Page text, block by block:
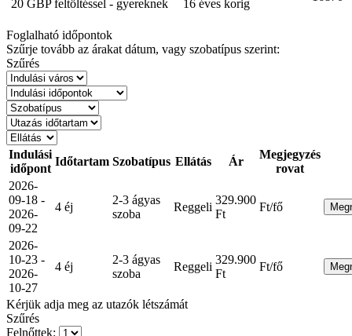
20 GBP feltöltéssel - gyereknek
16 éves korig
Foglalható időpontok
Szűrje tovább az árakat dátum, vagy szobatípus szerint:
Szűrés
Indulási
időpont
Időtartam Szobatípus Ellátás Ár
Megjegyzés
rovat
2026-
09-18 -
2026-
09-22
4 éj
2-3 ágyas
szoba
Reggeli
329.900
Ft
Ft/fő
2026-
10-23 -
2026-
10-27
4 éj
2-3 ágyas
szoba
Reggeli
329.900
Ft
Ft/fő
Kérjük adja meg az utazók létszámát
Szűrés
Felnőttek: